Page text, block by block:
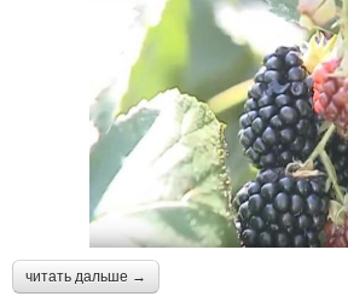
читать дальше →